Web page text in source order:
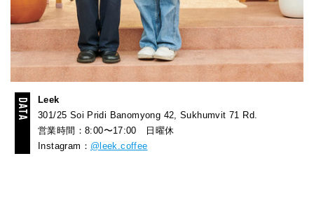
Leek
301/25 Soi Pridi Banomyong 42, Sukhumvit 71 Rd.
営業時間：8:00〜17:00 日曜休
Instagram： @leek.coffee